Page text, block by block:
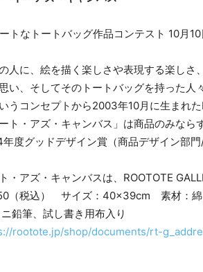
人に、絵を描く楽しさや表現する楽しさ
い、そしてそのトートバッグを持った
うコンセプトから2003年10月に生まれ
ート・アズ・キャンバス」は商品のみな
度グッドデザイン賞（商品デザイン部
・アズ・キャンバスは、ROOTOTE
（税込） サイズ：40×39cm 素材：
鉛筆、試し書き用布入り
rootote.jp/shop/documents/rt-